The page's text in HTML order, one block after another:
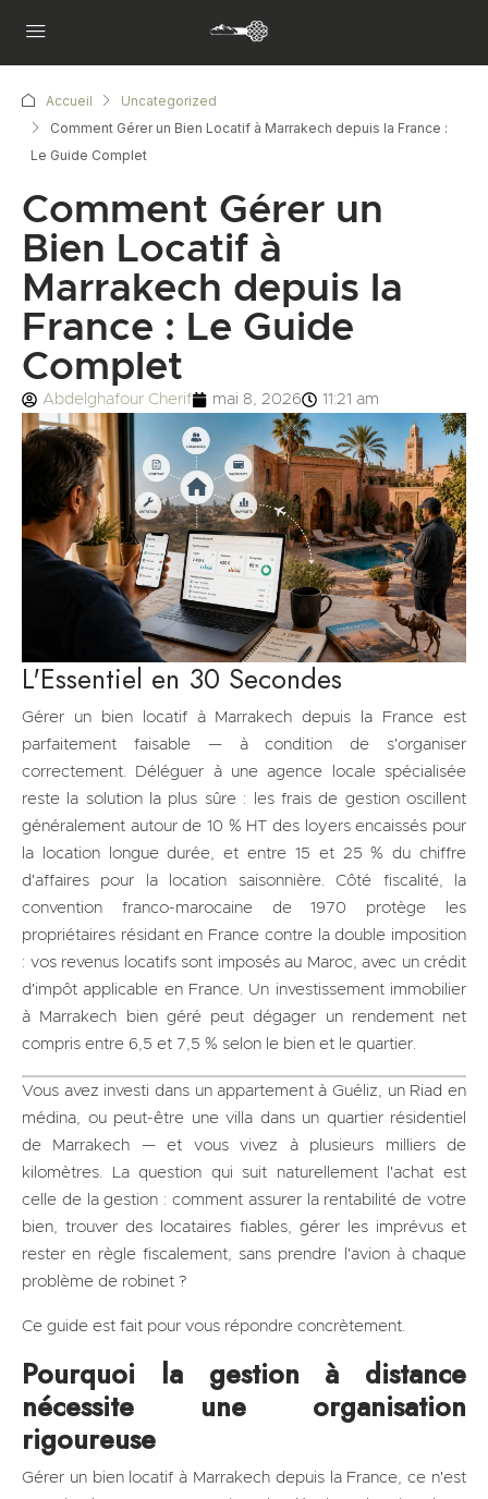
Accueil
Uncategorized
Comment Gérer un Bien Locatif à Marrakech depuis la France :
Le Guide Complet
Comment Gérer un
Bien Locatif à
Marrakech depuis la
France : Le Guide
Complet
Abdelghafour Cherif mai 8, 2026 11:21 am
L'Essentiel en 30 Secondes
Gérer un bien locatif à Marrakech depuis la France est
parfaitement faisable — à condition de s'organiser
correctement. Déléguer à une agence locale spécialisée
reste la solution la plus sûre : les frais de gestion oscillent
généralement autour de 10 % HT des loyers encaissés pour
la location longue durée, et entre 15 et 25 % du chiffre
d'affaires pour la location saisonnière. Côté fiscalité, la
convention franco-marocaine de 1970 protège les
propriétaires résidant en France contre la double imposition
: vos revenus locatifs sont imposés au Maroc, avec un crédit
d'impôt applicable en France. Un investissement immobilier
à Marrakech bien géré peut dégager un rendement net
compris entre 6,5 et 7,5 % selon le bien et le quartier.
Vous avez investi dans un appartement à Guéliz, un Riad en
médina, ou peut-être une villa dans un quartier résidentiel
de Marrakech — et vous vivez à plusieurs milliers de
kilomètres. La question qui suit naturellement l'achat est
celle de la gestion : comment assurer la rentabilité de votre
bien, trouver des locataires fiables, gérer les imprévus et
rester en règle fiscalement, sans prendre l'avion à chaque
problème de robinet ?
Ce guide est fait pour vous répondre concrètement.
Pourquoi la gestion à distance
nécessite une organisation
rigoureuse
Gérer un bien locatif à Marrakech depuis la France, ce n'est